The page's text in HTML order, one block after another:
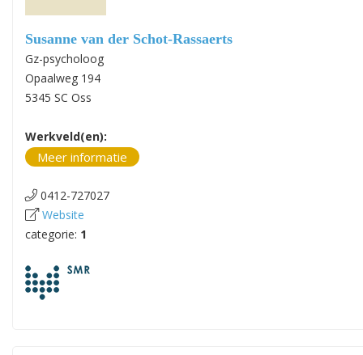
Susanne van der Schot-Rassaerts
Gz-psycholoog
Opaalweg 194
5345 SC Oss
Werkveld(en):
Meer informatie
0412-727027
Website
categorie: 1